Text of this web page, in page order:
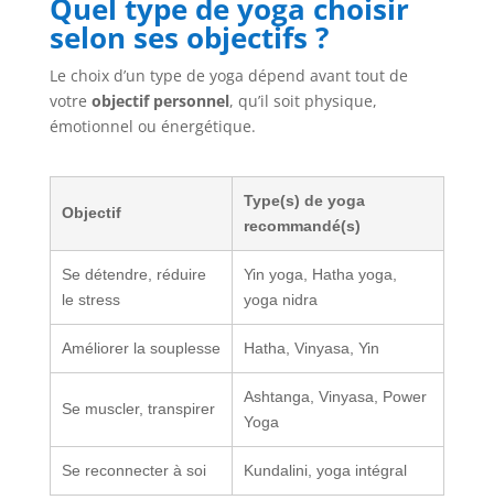
Quel type de yoga choisir
selon ses objectifs ?
Le choix d’un type de yoga dépend avant tout de
votre objectif personnel, qu’il soit physique,
émotionnel ou énergétique.
Objectif
Type(s) de yoga
recommandé(s)
Se détendre, réduire
le stress
Yin yoga, Hatha yoga,
yoga nidra
Améliorer la souplesse Hatha, Vinyasa, Yin
Se muscler, transpirer
Ashtanga, Vinyasa, Power
Yoga
Se reconnecter à soi Kundalini, yoga intégral